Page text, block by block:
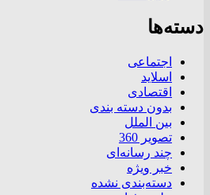
دسته‌ها
اجتماعی
اسلاید
اقتصادی
بدون دسته بندی
بین الملل
تصویر 360
چند رسانه‌ای
خبر ویژه
دسته‌بندی نشده